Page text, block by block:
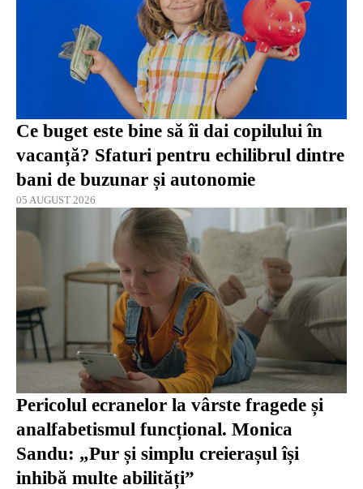
Ce buget este bine să îi dai copilului în
vacanță? Sfaturi pentru echilibrul dintre
bani de buzunar și autonomie
05 AUGUST 2026
Pericolul ecranelor la vârste fragede și
analfabetismul funcțional. Monica
Sandu: „Pur și simplu creierașul își
inhibă multe abilități”